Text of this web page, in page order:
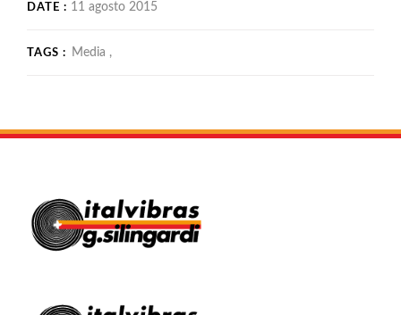
DATE : 11 agosto 2015
TAGS : Media ,